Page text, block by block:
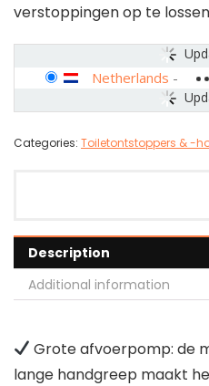
verstoppingen op te lossen
Netherlands -
Categories: Toiletontstoppers & -
Description
Additional information
Grote afvoerpomp: de
lange handgreep maakt